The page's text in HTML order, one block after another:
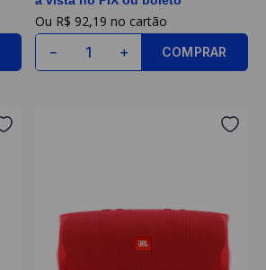
R$ 92,19
＋
－ COMPRAR